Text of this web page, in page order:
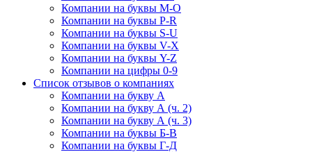
Компании на буквы M-O
Компании на буквы P-R
Компании на буквы S-U
Компании на буквы V-X
Компании на буквы Y-Z
Компании на цифры 0-9
Список отзывов о компаниях
Компании на букву А
Компании на букву А (ч. 2)
Компании на букву А (ч. 3)
Компании на буквы Б-В
Компании на буквы Г-Д